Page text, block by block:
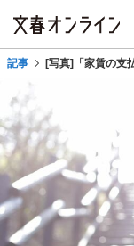
記事 [写真]「家賃の支